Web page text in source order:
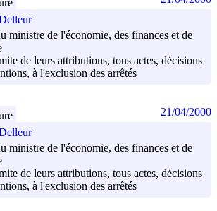
ministre de l'économie, des finances et de
de leurs attributions, tous actes, décisions
à l'exclusion des arrêtés
ministre de l'économie, des finances et de
de leurs attributions, tous actes, décisions
à l'exclusion des arrêtés
21/04/2000